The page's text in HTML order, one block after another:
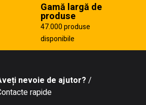
Gamă largă de
produse
47.000 produse
disponibile
nevoie de ajutor? /
rapide